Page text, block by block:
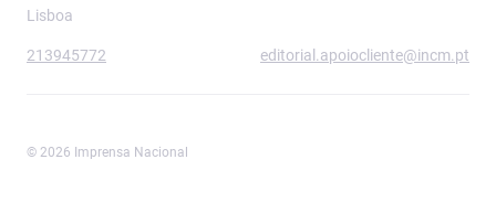
Lisboa
213945772 editorial.apoiocliente@incm.pt
© 2026 Imprensa Nacional